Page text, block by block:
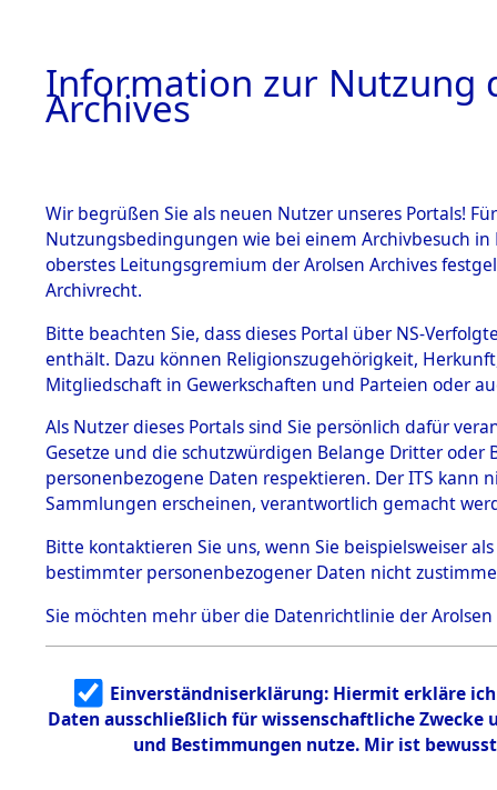
BESTÄNDE
1.
mente
5. Verschiedenes
5.3
Todesmärsche
5.3.1 Alliierte
Erhebungen
zu
Todesmärsch
en
5.3.2
Identifizierun
5.3.3
Todesmärsch
Listen
0039
Information zur Nutzung
Archives
Wir begrüßen Sie als neuen Nutzer unseres Portals!
Nutzungsbedingungen wie bei einem Archivbesuch
oberstes Leitungsgremium der Arolsen Archives
Archivrecht.
Bitte beachten Sie, dass dieses Portal über NS-
enthält. Dazu können Religionszugehörigkeit,
Mitgliedschaft in Gewerkschaften und Parteien oder
Als Nutzer dieses Portals sind Sie persönlich dafür
Gesetze und die schutzwürdigen Belange Dritter
personenbezogene Daten respektieren. Der ITS
Sammlungen erscheinen, verantwortlich gemacht
Bitte kontaktieren Sie uns, wenn Sie beispielsweiser
bestimmter personenbezogener Daten nicht
Sie möchten mehr über die Datenrichtlinie der Arolsen
Einverständniserklärung: Hiermit erkläre
Daten ausschließlich für wissenschaftliche
und Bestimmungen nutze. Mir ist